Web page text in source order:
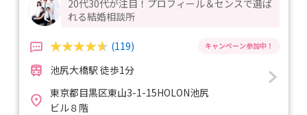
20代30代が注目！プロフィール＆センスで選ば
れる結婚相談所
(119)
池尻大橋駅 徒歩1分
東京都目黒区東山3-1-15HOLON池尻
ビル８階